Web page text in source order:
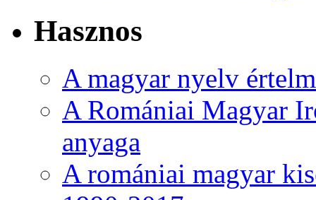
Hasznos
A magyar nyelv
A Romániai Magyar
anyaga
A romániai magyar